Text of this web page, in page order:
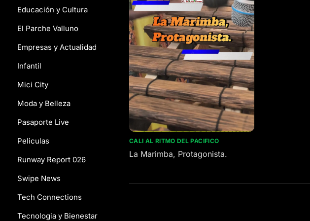
Educación y Cultura
El Parche Valluno
Empresas y Actualidad
Infantil
Mici City
Moda y Belleza
Pasaporte Live
Peliculas
Runway Report 026
Swipe News
Tech Connections
Tecnologia y Bienestar
CALI AL RITMO DEL PACIFICO
La Marimba, Protagonista.